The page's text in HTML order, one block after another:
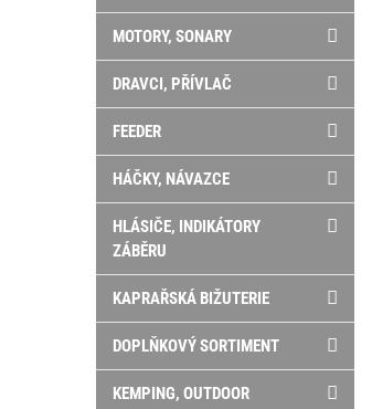
MOTORY, SONARY
DRAVCI, PŘÍVLAČ
FEEDER
HÁČKY, NÁVAZCE
HLÁSIČE, INDIKÁTORY
ZÁBĚRU
KAPRAŘSKÁ BIŽUTERIE
DOPLŇKOVÝ SORTIMENT
KEMPING, OUTDOOR